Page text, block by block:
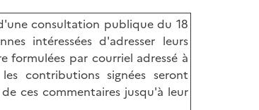
consultation publique du 18
intéressées d'adresser leurs
formulées par courriel adressé à
contributions signées seront
ces commentaires jusqu'à leur